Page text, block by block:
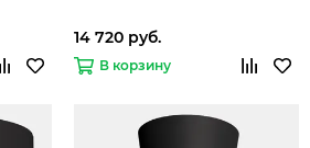
14 720 руб.
В корзину